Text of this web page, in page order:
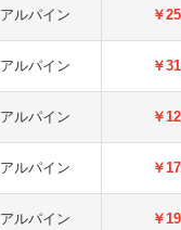
アルパイン ￥
アルパイン ￥
アルパイン ￥
アルパイン ￥
アルパイン ￥